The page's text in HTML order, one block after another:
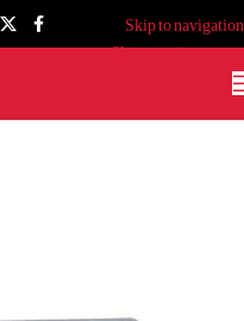
Skip to navigation
Skip to main content